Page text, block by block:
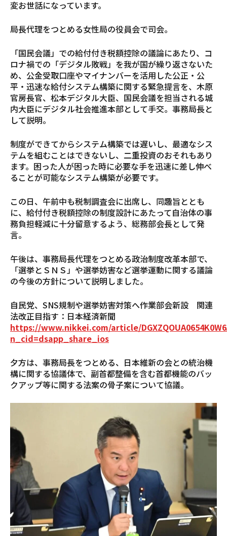
変お世話になっています。
局長代理をつとめる女性局の役員会で司会。
「国民会議」での給付付き税額控除の議論にあたり、コ
ロナ禍での「デジタル敗戦」を我が国が繰り返さないた
め、公金受取口座やマイナンバーを活用した公正・公
平・迅速な給付システム構築に関する緊急提言を、木原
官房長官、松本デジタル大臣、国民会議を担当される城
内大臣にデジタル社会推進本部として手交。事務局長と
して説明。
制度ができてからシステム構築では遅いし、最適なシス
テムを組むことはできないし、二重投資のおそれもあり
ます。困った人が困った時に必要な手を迅速に差し伸べ
ることが可能なシステム構築が必要です。
この日、午前中も税制調査会に出席し、同趣旨ととも
に、給付付き税額控除の制度設計にあたって自治体の事
務負担軽減に十分留意するよう、総務部会長として発
言。
午後は、事務局長代理をつとめる政治制度改革本部で、
「選挙とＳＮＳ」や選挙妨害など選挙運動に関する議論
の今後の方針について説明しました。
自民党、SNS規制や選挙妨害対策へ作業部会新設 関連
法改正目指す：日本経済新聞
https://www.nikkei.com/article/
n_cid=dsapp_share_ios
夕方は、事務局長をつとめる、日本維新の会との統治機
構に関する協議体で、副首都整備を含む首都機能のバッ
クアップ等に関する法案の骨子案について協議。